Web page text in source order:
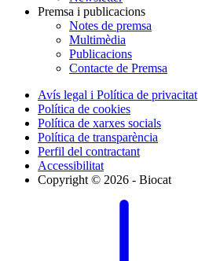
Premsa i publicacions
Notes de premsa
Multimèdia
Publicacions
Contacte de Premsa
Avís legal i Política de privacitat
Política de cookies
Política de xarxes socials
Política de transparència
Perfil del contractant
Accessibilitat
Copyright © 2026 - Biocat